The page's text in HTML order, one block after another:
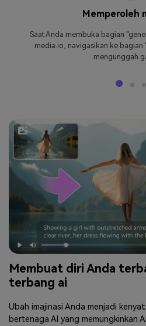
Memperoleh
Saat Anda membuka bagian
media.io, navigasikan ke
mengunggah
Membuat diri Anda
terbang ai
Ubah imajinasi Anda menjadi
bertenaga AI yang memungkinkan